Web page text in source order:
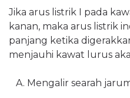
Jika arus listrik I pada
kanan, maka arus listrik
panjang ketika
menjauhi kawat lurus
A. Mengalir searah